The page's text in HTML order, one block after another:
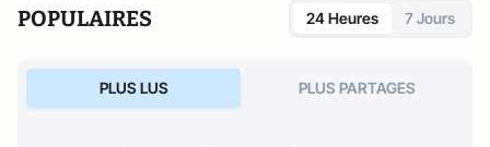
POPULAIRES 24 Heures 7 Jours
PLUS LUS PLUS PARTAGES